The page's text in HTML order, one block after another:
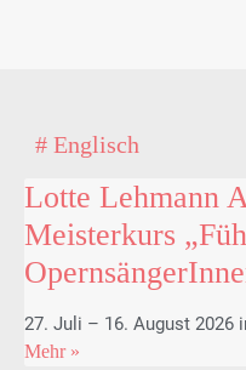
# Englisch
Lotte Lehmann
Meisterkurs
27. Juli – 16. August 2026
Mehr »